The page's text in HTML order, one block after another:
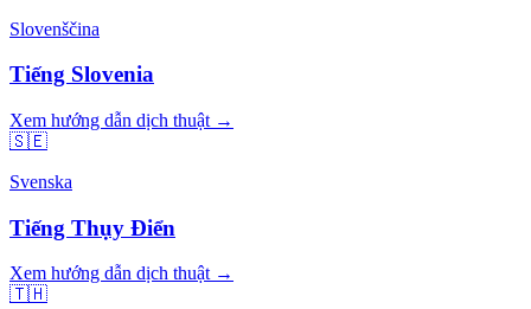
Slovenščina
Tiếng Slovenia
Xem hướng dẫn dịch thuật →
🇸🇪
Svenska
Tiếng Thụy Điển
Xem hướng dẫn dịch thuật →
🇹🇭